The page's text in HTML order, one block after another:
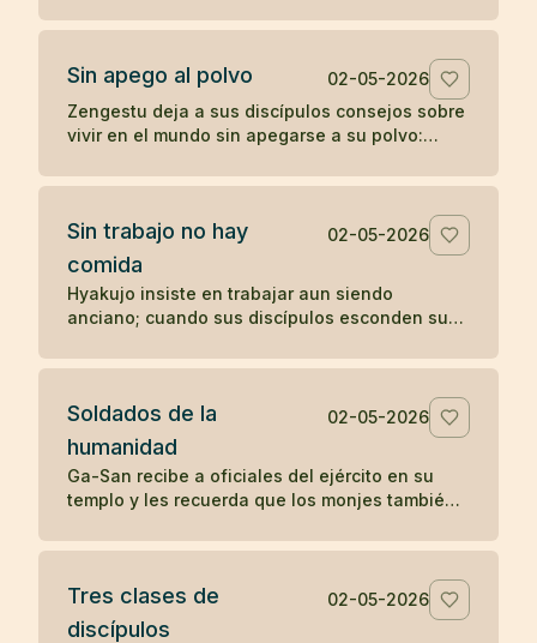
de un símbolo.
Sin apego al polvo
02-05-2026
Zengestu deja a sus discípulos consejos sobre
vivir en el mundo sin apegarse a su polvo:
Sin trabajo no hay
comida
02-05-2026
Hyakujo insiste en trabajar aun siendo
anciano; cuando sus discípulos esconden sus
comprenden su enseñanza.
Soldados de la
humanidad
02-05-2026
Ga-San recibe a oficiales del ejército en su
templo y les recuerda que los monjes también
todos los seres.
Tres clases de
discípulos
02-05-2026